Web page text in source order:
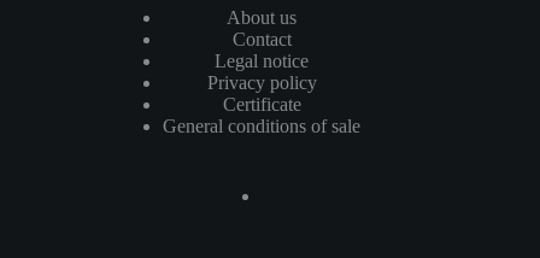
About us
Contact
Legal notice
Privacy policy
Certificate
General conditions of sale